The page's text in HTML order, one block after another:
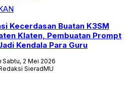
Kecerdasan Buatan K3SM
Klaten, Pembuatan Prompt
Kendala Para Guru
Sabtu, 2 Mei 2026
SieradMU